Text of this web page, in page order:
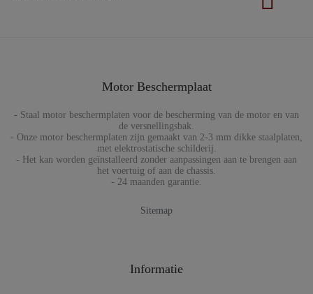
Motor Beschermplaat
- Staal motor beschermplaten voor de bescherming van de motor en van
de versnellingsbak.
- Onze motor beschermplaten zijn gemaakt van 2-3 mm dikke staalplaten,
met elektrostatische schilderij.
- Het kan worden geïnstalleerd zonder aanpassingen aan te brengen aan
het voertuig of aan de chassis.
- 24 maanden garantie.
Sitemap
Informatie